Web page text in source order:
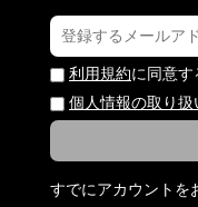
利用規約に同意す
個人情報の取り扱
すでにアカウントを